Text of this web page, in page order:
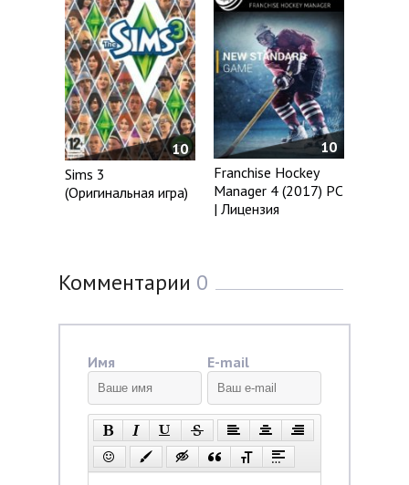
10
Sims 3
(Оригинальная игра)
10
Franchise Hockey
Manager 4 (2017) PC
| Лицензия
Комментарии 0
Имя E-mail